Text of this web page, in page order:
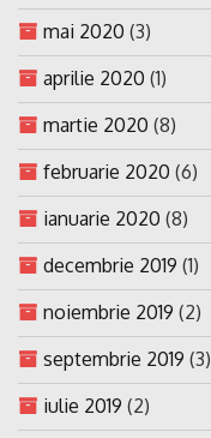
mai 2020 (3)
aprilie 2020 (1)
martie 2020 (8)
februarie 2020 (6)
ianuarie 2020 (8)
decembrie 2019 (1)
noiembrie 2019 (2)
septembrie 2019 (3)
iulie 2019 (2)